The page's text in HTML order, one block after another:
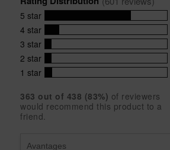
this
product:
4.3
out
of
5
stars
5 star
422
reviews
with
5
star
rating.
4 star
73
reviews
with
4
rating.
3 star
35
reviews
with
star
rating.
2 star
34
reviews
2
star
rating.
1 star
37
with
1
363 out of 438 (83%) of reviewers
would recommend this product to a
friend.
Avantages